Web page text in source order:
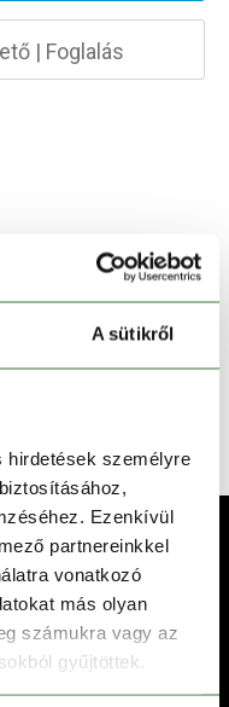
A sütikről
hirdetések személyre
Ezenkívül
partnereinkkel
vonatkozó
más olyan
számukra vagy az
gyűjtöttek.
| Foglalás